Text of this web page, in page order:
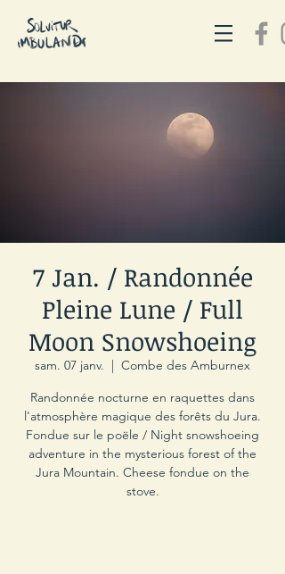
7 Jan. / Randonnée
Pleine Lune / Full
Moon Snowshoeing
sam. 07 janv.
  |
Combe des Amburnex
Randonnée nocturne en raquettes dans
l'atmosphère magique des forêts du Jura.
Fondue sur le poële / Night snowshoeing
adventure in the mysterious forest of the
Jura Mountain. Cheese fondue on the
stove.